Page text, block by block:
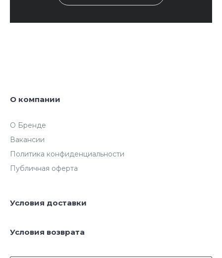
О компании
О Бренде
Вакансии
Политика конфиденциальности
Публичная оферта
Условия доставки
Условия возврата